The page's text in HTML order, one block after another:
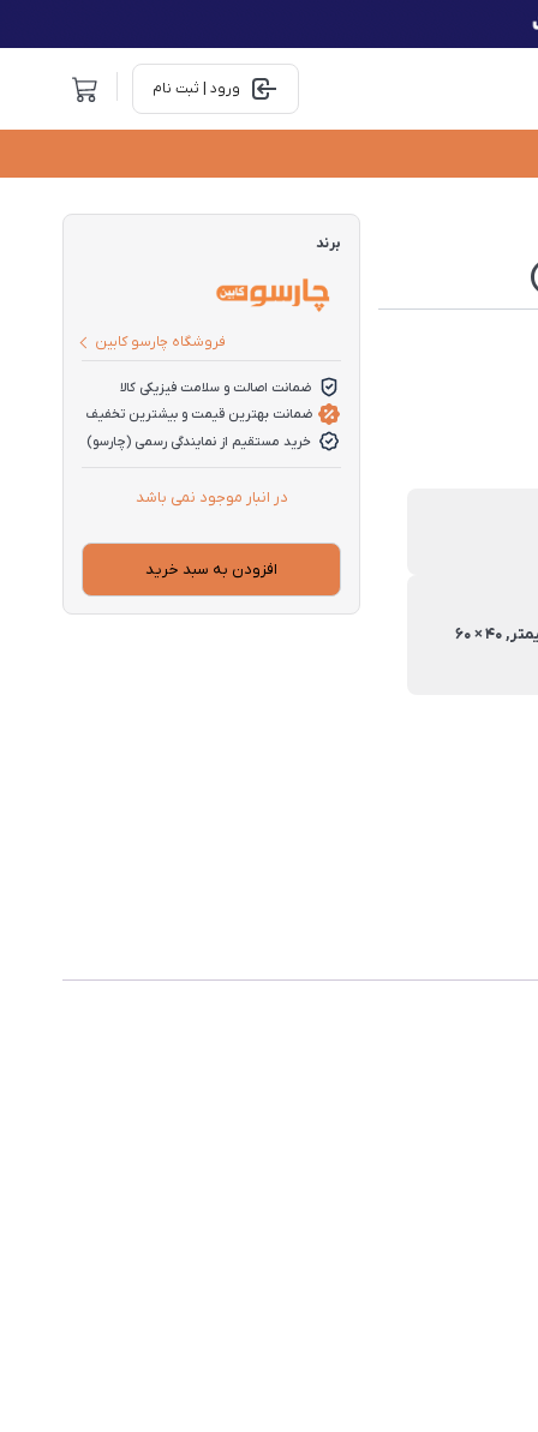
ورود | ثبت نام
40 × 50 سانتیمتر, 40 × 60
برند
فروشگاه چارسو کابین
ضمانت اصالت و سلامت فیزیکی کالا
ضمانت بهترین قیمت و بیشترین تخفیف
خرید مستقیم از نمایندگی رسمی (چارسو)
در انبار موجود نمی باشد
افزودن به سبد خرید